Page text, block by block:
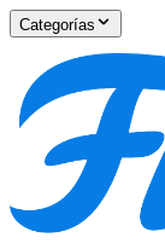
Categorías